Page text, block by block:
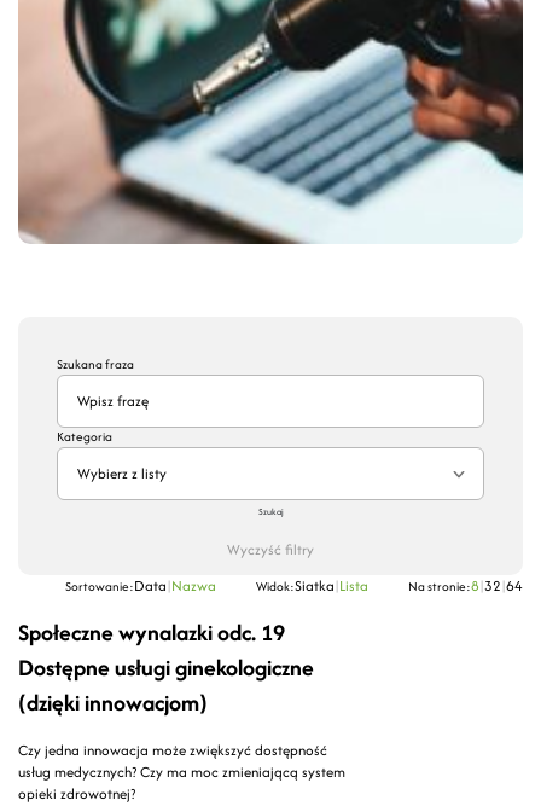
Szukana fraza
Kategoria
Wybierz z listy
Szukaj
Wyczyść filtry
Sortowanie:Data|Nazwa Widok:Siatka|Lista Na stronie:8|32|64
Społeczne wynalazki odc. 19
Dostępne usługi ginekologiczne
(dzięki innowacjom)
Czy jedna innowacja może zwiększyć dostępność
usług medycznych? Czy ma moc zmieniającą system
opieki zdrowotnej?